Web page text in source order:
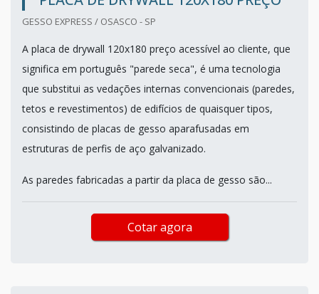
GESSO EXPRESS / OSASCO - SP
A placa de drywall 120x180 preço acessível ao cliente, que
significa em português "parede seca", é uma tecnologia
que substitui as vedações internas convencionais (paredes,
tetos e revestimentos) de edifícios de quaisquer tipos,
consistindo de placas de gesso aparafusadas em
estruturas de perfis de aço galvanizado.
As paredes fabricadas a partir da placa de gesso são...
Cotar agora